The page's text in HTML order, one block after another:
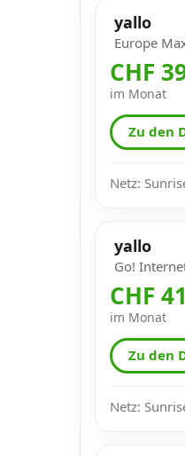
yallo
Europe
CHF
im Monat
Zu den
Netz:
yallo
Go!
CHF
im Monat
Zu den
Netz: